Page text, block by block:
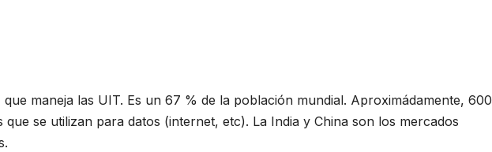
que maneja las UIT. Es un 67 % de la población mundial. Aproximádamente, 600
que se utilizan para datos (internet, etc). La India y China son los mercados